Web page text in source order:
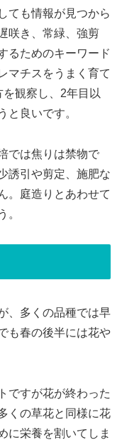
ても情報が見つから
咲き、常緑、強剪
るためのキーワード
マチスをうまく育て
観察し、2年目以
と良いです。
では焦りは禁物で
誘引や剪定、施肥な
。庭造りとあわせて
。
、多くの品種では早
も春の後半には花や
ですが花が終わった
くの草花と同様に花
に栄養を割いてしま